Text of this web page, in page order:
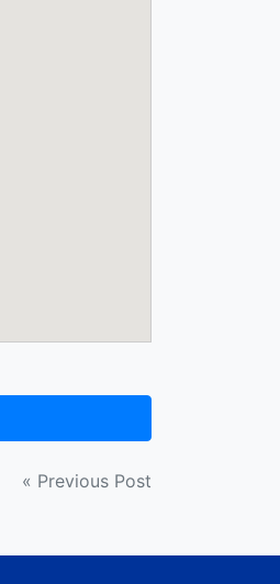
« Previous Post